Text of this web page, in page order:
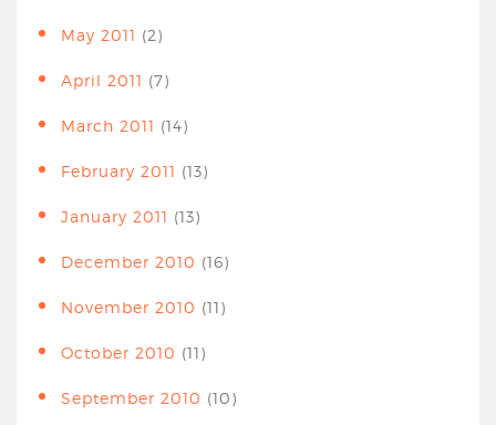
May 2011 (2)
April 2011 (7)
March 2011 (14)
February 2011 (13)
January 2011 (13)
December 2010 (16)
November 2010 (11)
October 2010 (11)
September 2010 (10)